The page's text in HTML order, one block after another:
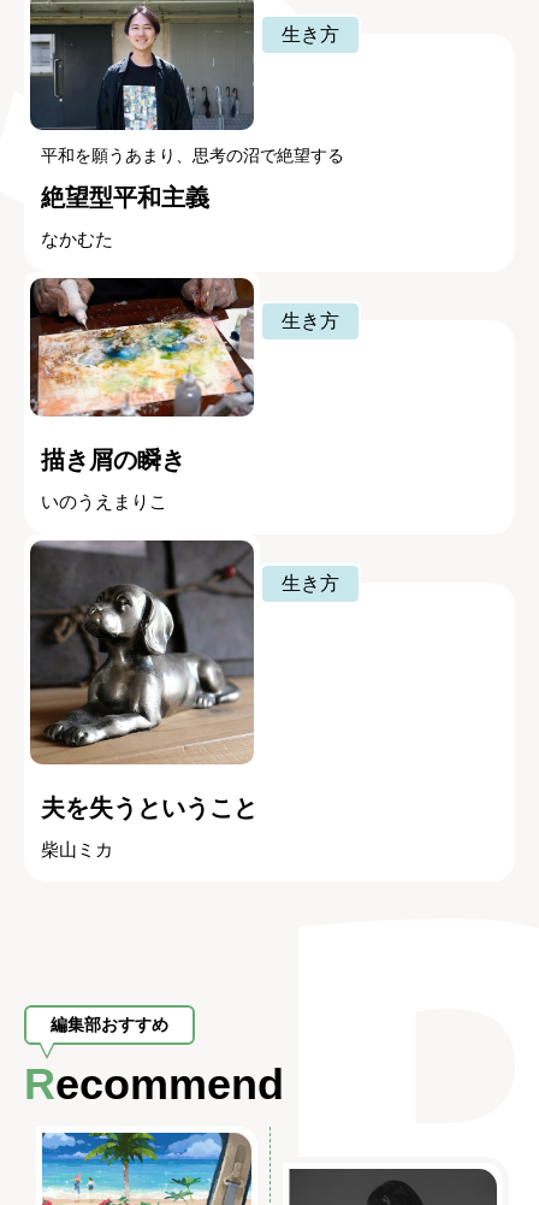
生き方
平和を願うあまり、思考の沼で絶望する
絶望型平和主義
なかむた
生き方
描き屑の瞬き
いのうえまりこ
生き方
夫を失うということ
柴山ミカ
編集部おすすめ
Recommend